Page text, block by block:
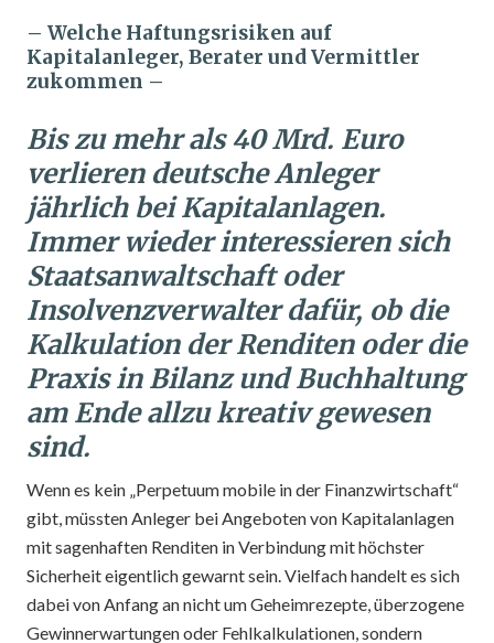
– Welche Haftungsrisiken auf
Kapitalanleger, Berater und Vermittler
zukommen –
Bis zu mehr als 40 Mrd. Euro
verlieren deutsche Anleger
jährlich bei Kapitalanlagen.
Immer wieder interessieren sich
Staatsanwaltschaft oder
Insolvenzverwalter dafür, ob die
Kalkulation der Renditen oder die
Praxis in Bilanz und Buchhaltung
am Ende allzu kreativ gewesen
sind.
Wenn es kein „Perpetuum mobile in der Finanzwirtschaft“
gibt, müssten Anleger bei Angeboten von Kapitalanlagen
mit sagenhaften Renditen in Verbindung mit höchster
Sicherheit eigentlich gewarnt sein. Vielfach handelt es sich
dabei von Anfang an nicht um Geheimrezepte, überzogene
Gewinnerwartungen oder Fehlkalkulationen, sondern